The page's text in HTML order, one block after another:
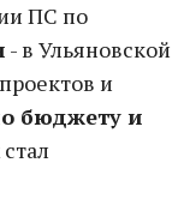
ПС по
- в Ульяновской
и
бюджету и
стал